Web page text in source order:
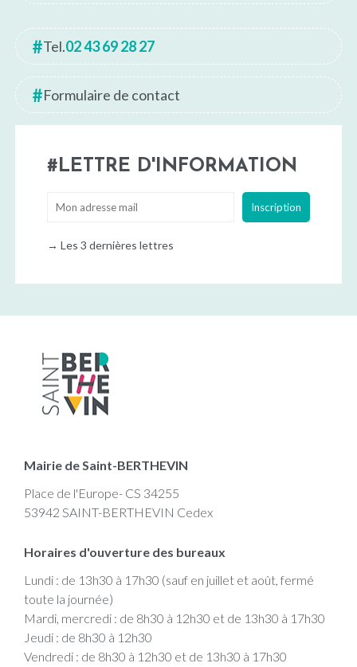
Tel.02 43 69 28 27
Formulaire de contact
LETTRE D'INFORMATION
→ Les 3 dernières lettres
Mairie de Saint-BERTHEVIN
Place de l'Europe- CS 34255
53942 SAINT-BERTHEVIN Cedex
Horaires d'ouverture des bureaux
Lundi : de 13h30 à 17h30 (sauf en juillet et août, fermé
toute la journée)
Mardi, mercredi : de 8h30 à 12h30 et de 13h30 à 17h30
Jeudi : de 8h30 à 12h30
Vendredi : de 8h30 à 12h30 et de 13h30 à 17h30